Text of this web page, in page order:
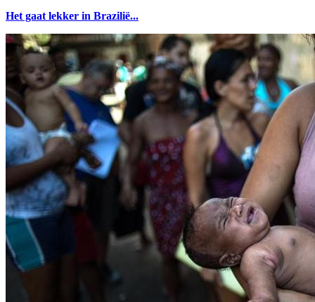
Het gaat lekker in Brazilië...